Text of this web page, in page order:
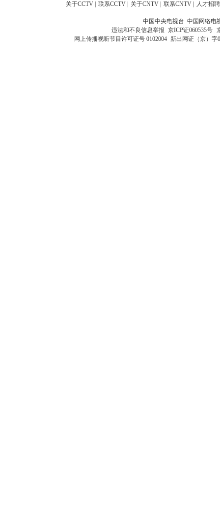
关于CCTV 联系CCTV 关于CNTV 联系CNTV 人才招聘
中国中央电视台 中国网络电
违法和不良信息举报 京ICP证060535号
网上传播视听节目许可证号 0102004 新出网证（京）